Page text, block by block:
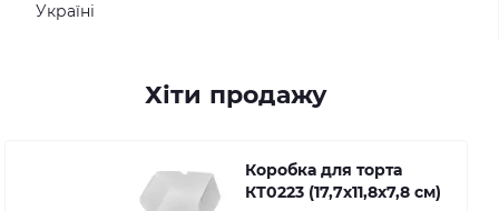
Україні
Хіти продажу
Коробка для торта
КТ0223 (17,7х11,8х7,8 см)